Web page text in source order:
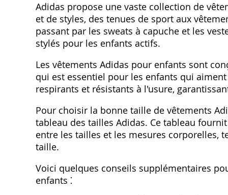
Adidas propose une vaste collection de
et de styles, des tenues de sport aux
passant par les sweats à capuche et les
stylés pour les enfants actifs.
Les vêtements Adidas pour enfants sont
qui est essentiel pour les enfants qui
respirants et résistants à l'usure,
Pour choisir la bonne taille de vêtements
tableau des tailles Adidas. Ce tableau
entre les tailles et les mesures corporelles,
taille.
Voici quelques conseils supplémentaires
enfants ⁚